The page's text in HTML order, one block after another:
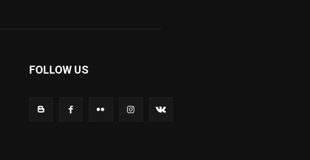
FOLLOW US